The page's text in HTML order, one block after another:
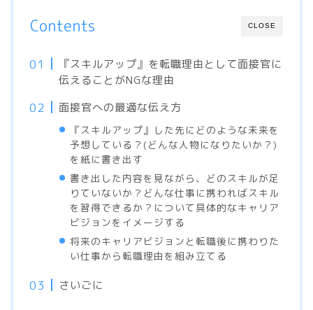
CLOSE
Contents
『スキルアップ』を転職理由として面接官に
伝えることがNGな理由
面接官への最適な伝え方
『スキルアップ』した先にどのような未来を
予想している？(どんな人物になりたいか？)
を紙に書き出す
書き出した内容を見ながら、どのスキルが足
りていないか？どんな仕事に携わればスキル
を習得できるか？について具体的なキャリア
ビジョンをイメージする
将来のキャリアビジョンと転職後に携わりた
い仕事から転職理由を組み立てる
さいごに